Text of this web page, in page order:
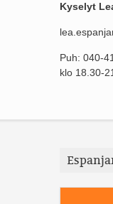
Kyselyt
Puh: 040-
klo 18.30-